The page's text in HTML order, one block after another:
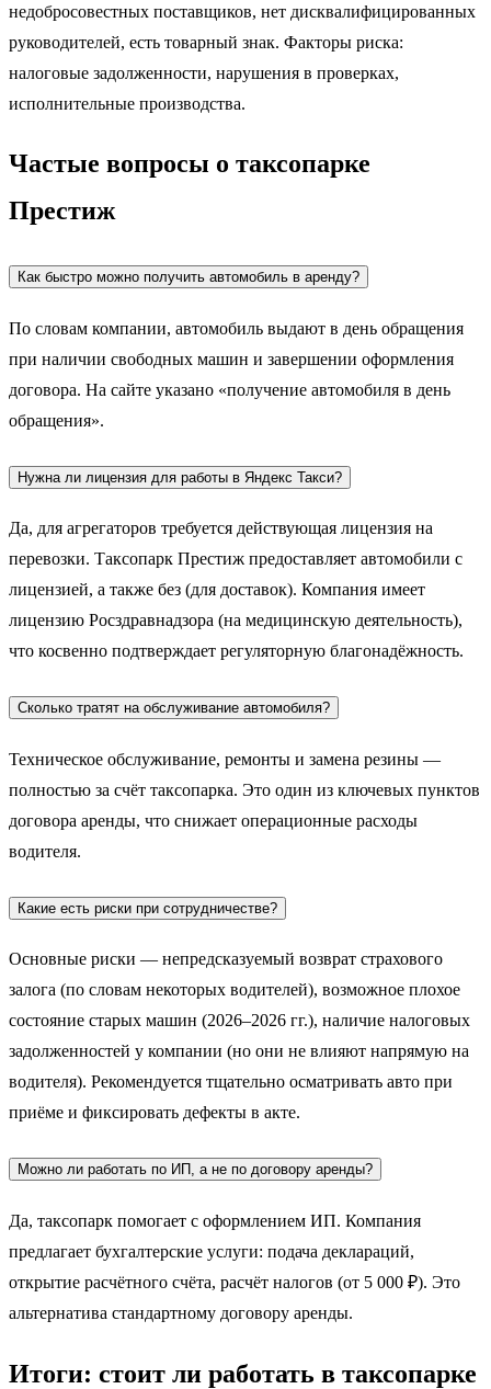
недобросовестных поставщиков, нет дисквалифицированных
руководителей, есть товарный знак. Факторы риска:
налоговые задолженности, нарушения в проверках,
исполнительные производства.
Частые вопросы о таксопарке
Престиж
Как быстро можно получить автомобиль в аренду?
По словам компании, автомобиль выдают в день обращения
при наличии свободных машин и завершении оформления
договора. На сайте указано «получение автомобиля в день
обращения».
Нужна ли лицензия для работы в Яндекс Такси?
Да, для агрегаторов требуется действующая лицензия на
перевозки. Таксопарк Престиж предоставляет автомобили с
лицензией, а также без (для доставок). Компания имеет
лицензию Росздравнадзора (на медицинскую деятельность),
что косвенно подтверждает регуляторную благонадёжность.
Сколько тратят на обслуживание автомобиля?
Техническое обслуживание, ремонты и замена резины —
полностью за счёт таксопарка. Это один из ключевых пунктов
договора аренды, что снижает операционные расходы
водителя.
Какие есть риски при сотрудничестве?
Основные риски — непредсказуемый возврат страхового
залога (по словам некоторых водителей), возможное плохое
состояние старых машин (2026–2026 гг.), наличие налоговых
задолженностей у компании (но они не влияют напрямую на
водителя). Рекомендуется тщательно осматривать авто при
приёме и фиксировать дефекты в акте.
Можно ли работать по ИП, а не по договору аренды?
Да, таксопарк помогает с оформлением ИП. Компания
предлагает бухгалтерские услуги: подача деклараций,
открытие расчётного счёта, расчёт налогов (от 5 000 ₽). Это
альтернатива стандартному договору аренды.
Итоги: стоит ли работать в таксопарке